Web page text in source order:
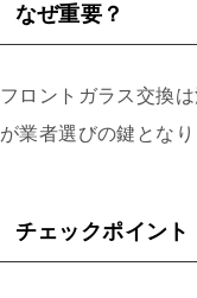
なぜ重要？
フロントガラス交換
が業者選びの鍵となり
チェックポイント